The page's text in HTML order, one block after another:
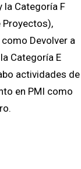
la Categoría F
Proyectos),
Devolver a
Categoría E
actividades de
en PMI como